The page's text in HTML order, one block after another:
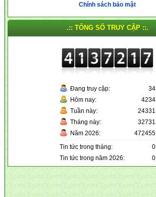
Chính sách bảo mật
.:: TỔNG SỐ TRUY CẬP ::.
Đang truy cập:
34
Hôm nay:
4234
Tuần này:
24331
Tháng này:
32731
Năm 2026:
472455
Tin tức trong tháng:
0
Tin tức trong năm 2026:
0